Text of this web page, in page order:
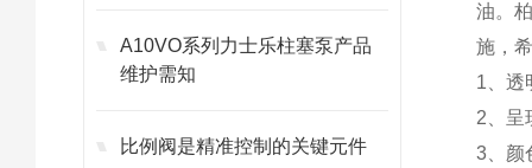
A10VO系列力士乐柱塞泵产品
维护需知
比例阀是精准控制的关键元件
油。
施，
1、透
2、呈
3、颜